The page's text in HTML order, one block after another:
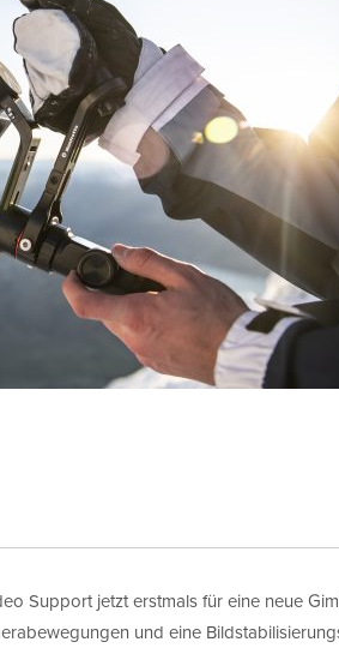
Support jetzt erstmals für eine neue
und eine